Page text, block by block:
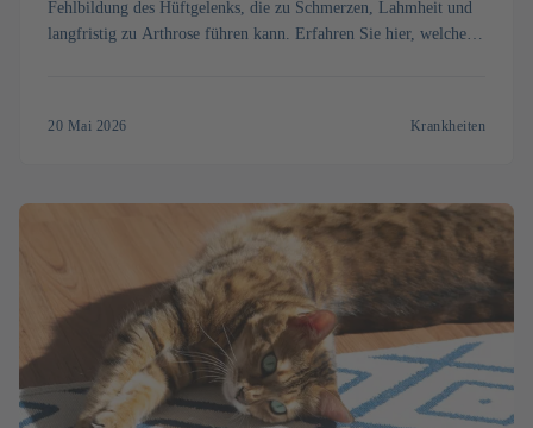
Fehlbildung des Hüftgelenks, die zu Schmerzen, Lahmheit und
langfristig zu Arthrose führen kann. Erfahren Sie hier, welche
20 Mai 2026 Krankheiten